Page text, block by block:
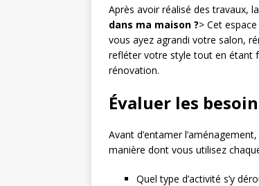
Après avoir réalisé des travaux,
dans ma maison ?> Cet
vous ayez agrandi votre salon,
refléter votre style tout en étant
rénovation.
Évaluer les
Avant d’entamer
manière dont vous utilisez
Quel type d’activité s’y